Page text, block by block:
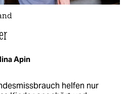
Apin
helfen nur